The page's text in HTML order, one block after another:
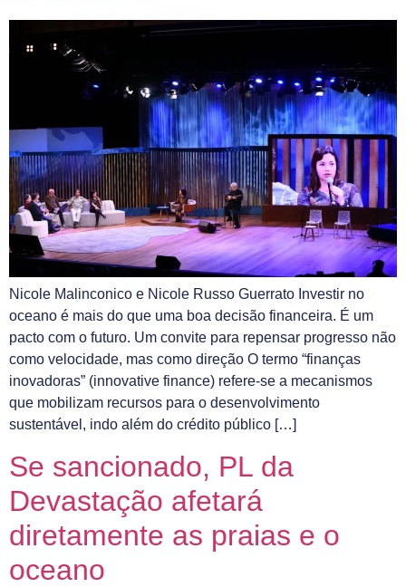
Nicole Malinconico e Nicole Russo Guerrato Investir no
oceano é mais do que uma boa decisão financeira. É um
pacto com o futuro. Um convite para repensar progresso não
como velocidade, mas como direção O termo “finanças
inovadoras” (innovative finance) refere-se a mecanismos
que mobilizam recursos para o desenvolvimento
sustentável, indo além do crédito público […]
Se sancionado, PL da
Devastação afetará
diretamente as praias e o
oceano